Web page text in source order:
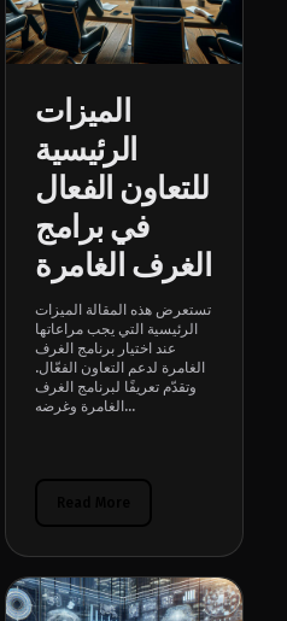
الميزات
الرئيسية
للتعاون الفعال
في برامج
الغرف الغامرة
تستعرض هذه المقالة الميزات
الرئيسية التي يجب مراعاتها
عند اختيار برنامج الغرف
الغامرة لدعم التعاون الفعّال.
وتقدّم تعريفًا لبرنامج الغرف
الغامرة وغرضه...